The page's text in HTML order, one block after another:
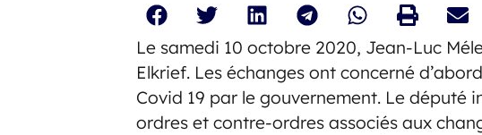
Le samedi 10 octobre 2020, Jean-Luc
Elkrief. Les échanges ont concerné
Covid 19 par le gouvernement. Le député
ordres et contre-ordres associés aux